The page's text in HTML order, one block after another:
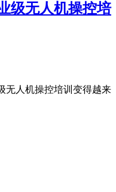
级无人机操控培
无人机操控培训变得越来